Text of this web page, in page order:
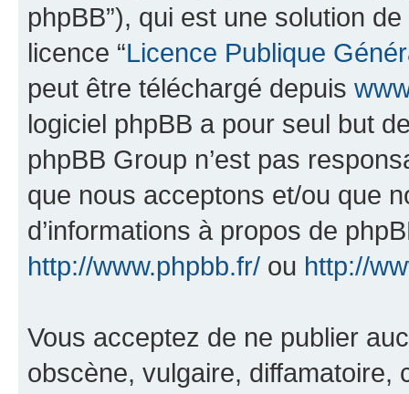
phpBB”), qui est une solution
licence “Licence Publique
peut être téléchargé depuis
logiciel phpBB a pour seul but
phpBB Group n’est pas
que nous acceptons et/ou que
d’informations à propos de
http://www.phpbb.fr/ ou http://
Vous acceptez de ne publier
obscène, vulgaire, diffamatoire,